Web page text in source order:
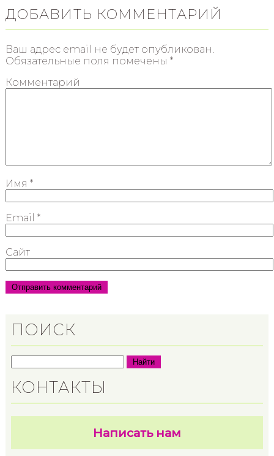
ДОБАВИТЬ КОММЕНТАРИЙ
Ваш адрес email не будет опубликован.
Обязательные поля помечены *
Комментарий
Имя *
Email *
Сайт
ПОИСК
Найти
КОНТАКТЫ
Написать нам